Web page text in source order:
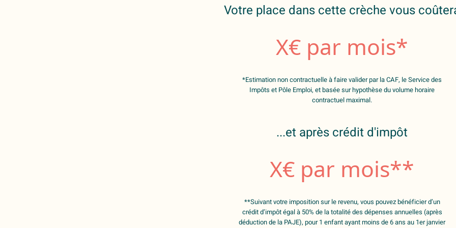
Votre place dans cette crèche vous
X€ par mois*
*Estimation non contractuelle à faire valider par la CAF, le Service des
Impôts et Pôle Emploi, et basée sur hypothèse du volume horaire
contractuel maximal.
...et après crédit d'impôt
X€ par mois**
**Suivant votre imposition sur le revenu, vous pouvez bénéficier d’un
crédit d’impôt égal à 50% de la totalité des dépenses annuelles (après
déduction de la PAJE), pour 1 enfant ayant moins de 6 ans au 1er janvier